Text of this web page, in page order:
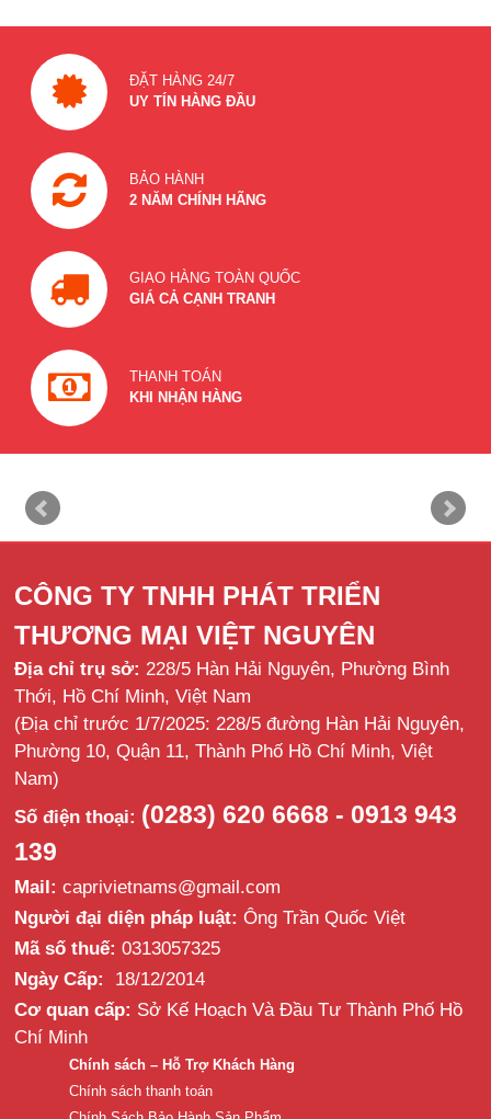
ĐẶT HÀNG 24/7
UY TÍN HÀNG ĐẦU
BẢO HÀNH
2 NĂM CHÍNH HÃNG
GIAO HÀNG TOÀN QUỐC
GIÁ CẢ CẠNH TRANH
THANH TOÁN
KHI NHẬN HÀNG
CÔNG TY TNHH PHÁT TRIỂN
THƯƠNG MẠI VIỆT NGUYÊN
Địa chỉ trụ sở: 228/5 Hàn Hải Nguyên, Phường Bình
Thới, Hồ Chí Minh, Việt Nam
(Địa chỉ trước 1/7/2025: 228/5 đường Hàn Hải Nguyên,
Phường 10, Quận 11, Thành Phố Hồ Chí Minh, Việt
Nam)
Số điện thoại: (0283) 620 6668 - 0913 943
139
Mail: caprivietnams@gmail.com
Người đại diện pháp luật: Ông Trần Quốc Việt
Mã số thuế: 0313057325
Ngày Cấp:
18/12/2014
Cơ quan cấp: Sở Kế Hoạch Và Đầu Tư Thành Phố Hồ
Chí Minh
Chính sách – Hỗ Trợ Khách Hàng
Chính sách thanh toán